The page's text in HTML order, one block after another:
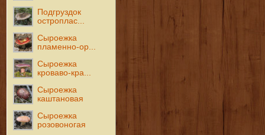
Подгруздок
остроплас...
Сыроежка
пламенно-ор...
Сыроежка
кроваво-кра...
Сыроежка
каштановая
Сыроежка
розовоногая